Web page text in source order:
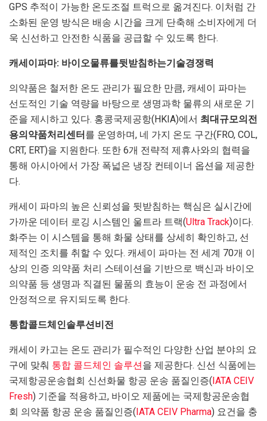
GPS 추적이 가능한 온도조절 트럭으로 옮겨진다. 이처럼 간
소화된 운영 방식은 배송 시간을 크게 단축해 소비자에게 더
욱 신선하고 안전한 식품을 공급할 수 있도록 한다.
캐세이파마: 바이오물류를뒷받침하는기술경쟁력
의약품은 철저한 온도 관리가 필요한 만큼, 캐세이 파마는
선도적인 기술 역량을 바탕으로 생명과학 물류의 새로운 기
준을 제시하고 있다. 홍콩국제공항(HKIA)에서 최대규모의전
용의약품처리센터를 운영하며, 네 가지 온도 구간(FRO, COL,
CRT, ERT)을 지원한다. 또한 6개 전략적 제휴사와의 협력을
통해 아시아에서 가장 폭넓은 냉장 컨테이너 옵션을 제공한
다.
캐세이 파마의 높은 신뢰성을 뒷받침하는 핵심은 실시간에
가까운 데이터 로깅 시스템인 울트라 트랙(Ultra Track)이다.
화주는 이 시스템을 통해 화물 상태를 상세히 확인하고, 선
제적인 조치를 취할 수 있다. 캐세이 파마는 전 세계 70개 이
상의 인증 의약품 처리 스테이션을 기반으로 백신과 바이오
의약품 등 생명과 직결된 물품의 효능이 운송 전 과정에서
안정적으로 유지되도록 한다.
통합콜드체인솔루션비전
캐세이 카고는 온도 관리가 필수적인 다양한 산업 분야의 요
구에 맞춰 통합 콜드체인 솔루션을 제공한다. 신선 식품에는
국제항공운송협회 신선화물 항공 운송 품질인증(IATA CEIV
Fresh) 기준을 적용하고, 바이오 제품에는 국제항공운송협
회 의약품 항공 운송 품질인증(IATA CEIV Pharma) 요건을 충